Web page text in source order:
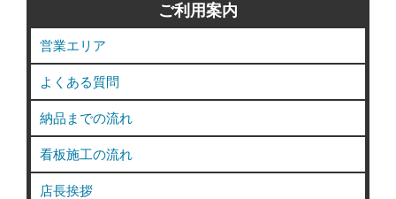
ご利用案内
営業エリア
よくある質問
納品までの流れ
看板施工の流れ
店長挨拶